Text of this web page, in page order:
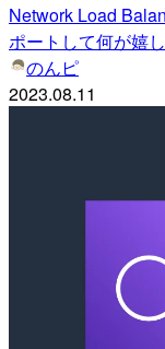
Network Load
ポートして何が嬉
のんピ
2023.08.11